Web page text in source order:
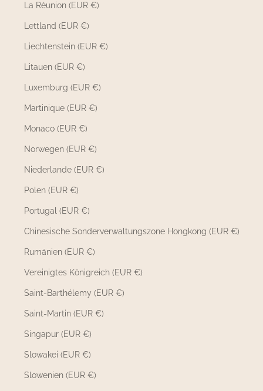
La Réunion (EUR €)
Lettland (EUR €)
Liechtenstein (EUR €)
Litauen (EUR €)
Luxemburg (EUR €)
Martinique (EUR €)
Monaco (EUR €)
Norwegen (EUR €)
Niederlande (EUR €)
Polen (EUR €)
Portugal (EUR €)
Chinesische Sonderverwaltungszone Hongkong (EUR €)
Rumänien (EUR €)
Vereinigtes Königreich (EUR €)
Saint-Barthélemy (EUR €)
Saint-Martin (EUR €)
Singapur (EUR €)
Slowakei (EUR €)
Slowenien (EUR €)